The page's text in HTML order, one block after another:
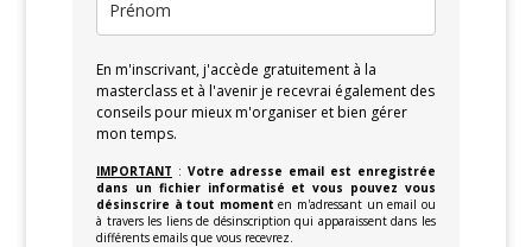
En m'inscrivant, j'accède gratuitement à la
masterclass et à l'avenir je recevrai également des
conseils pour mieux m'organiser et bien gérer
mon temps.
IMPORTANT : Votre adresse email est enregistrée
dans un fichier informatisé et vous pouvez vous
désinscrire à tout moment en m'adressant un email ou
à travers les liens de désinscription qui apparaissent dans les
différents emails que vous recevrez.